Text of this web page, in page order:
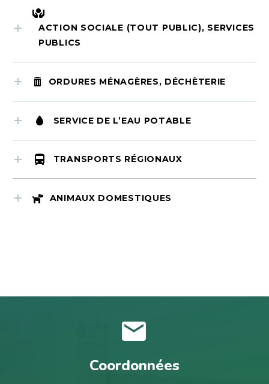
ACTION SOCIALE (TOUT PUBLIC), SERVICES
PUBLICS
ORDURES MÉNAGÈRES, DÉCHÈTERIE
SERVICE DE L’EAU POTABLE
TRANSPORTS RÉGIONAUX
ANIMAUX DOMESTIQUES


Coordonnées